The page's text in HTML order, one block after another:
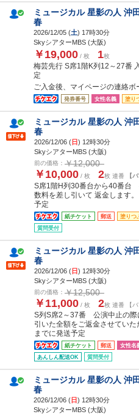
ミュージカル 星影の人 沖
春
2026/12/05 (土) 17時30分
SkyシアターMBS (大阪)
￥19,000 / 枚 1枚
梅芸先行 S席1階K列12～27番
定
ご入金後、マイページの連絡ボ
発券番号 女性名義 塗り
ミュージカル 星影の人 沖
春
2026/12/06 (日) 12時30分
SkyシアターMBS (大阪)
前の価格： ￥12,000
￥10,000 / 枚 2枚 連番 【
S席1階H列30番台から40番台
数料を差し引いて 返金します
予定
紙チケット 郵送 塗りつ
質問受付
ミュージカル 星影の人 沖
春
2026/12/06 (日) 12時30分
SkyシアターMBS (大阪)
前の価格： ￥12,500
￥11,000 / 枚 2枚 連番 【バ
S列S席2～37番 公演中止の際
引いた全額をご返金させてい
までに発送予定
紙チケット 郵送 女性名
あんしん配送OK
質問受付
ミュージカル 星影の人 沖
春
2026/12/06 (日) 12時30分
SkyシアターMBS (大阪)